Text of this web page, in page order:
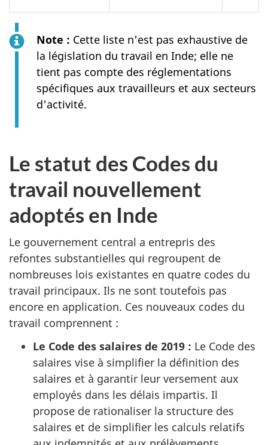
Note : Cette liste n'est pas exhaustive de
la législation du travail en Inde; elle ne
tient pas compte des réglementations
spécifiques aux travailleurs et aux secteurs
d'activité.
Le statut des Codes du
travail nouvellement
adoptés en Inde
Le gouvernement central a entrepris des
refontes substantielles qui regroupent de
nombreuses lois existantes en quatre codes du
travail principaux. Ils ne sont toutefois pas
encore en application. Ces nouveaux codes du
travail comprennent :
Le Code des salaires de 2019 : Le Code des
salaires vise à simplifier la définition des
salaires et à garantir leur versement aux
employés dans les délais impartis. Il
propose de rationaliser la structure des
salaires et de simplifier les calculs relatifs